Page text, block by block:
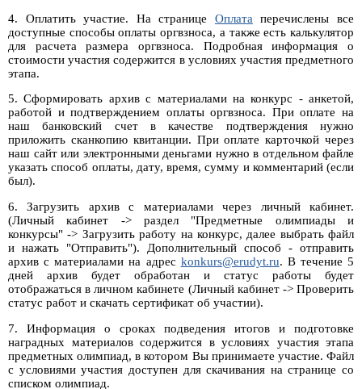
4. Оплатить участие. На странице Оплата перечислены все
доступные способы оплаты оргвзноса, а также есть калькулятор
для расчета размера оргвзноса. Подробная информация о
стоимости участия содержится в условиях участия предметного
этапа.
5. Сформировать архив с материалами на конкурс - анкетой,
работой и подтверждением оплаты оргвзноса. При оплате на
наш банковский счет в качестве подтверждения нужно
приложить сканкопию квитанции. При оплате карточкой через
наш сайт или электронными деньгами нужно в отдельном файле
указать способ оплаты, дату, время, сумму и комментарий (если
был).
6. Загрузить архив с материалами через личный кабинет.
(Личный кабинет -> раздел "Предметные олимпиады и
конкурсы" -> Загрузить работу на конкурс, далее выбрать файл
и нажать "Отправить"). Дополнительный способ - отправить
архив с материалами на адрес konkurs@erudyt.ru. В течение 5
дней архив будет обработан и статус работы будет
отображаться в личном кабинете (Личный кабинет -> Проверить
статус работ и скачать сертификат об участии).
7. Информация о сроках подведения итогов и подготовке
наградных материалов содержится в условиях участия этапа
предметных олимпиад, в котором Вы принимаете участие. Файл
с условиями участия доступен для скачивания на странице со
списком олимпиад.